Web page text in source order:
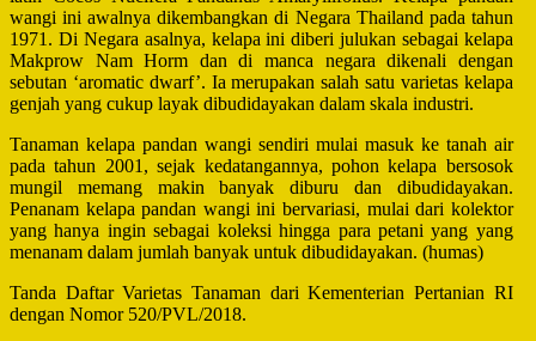
wangi ini awalnya dikembangkan di Negara Thailand pada tahun
1971. Di Negara asalnya, kelapa ini diberi julukan sebagai kelapa
Makprow Nam Horm dan di manca negara dikenali dengan
sebutan ‘aromatic dwarf’. Ia merupakan salah satu varietas kelapa
genjah yang cukup layak dibudidayakan dalam skala industri.
Tanaman kelapa pandan wangi sendiri mulai masuk ke tanah air
pada tahun 2001, sejak kedatangannya, pohon kelapa bersosok
mungil memang makin banyak diburu dan dibudidayakan.
Penanam kelapa pandan wangi ini bervariasi, mulai dari kolektor
yang hanya ingin sebagai koleksi hingga para petani yang yang
menanam dalam jumlah banyak untuk dibudidayakan. (humas)
Tanda Daftar Varietas Tanaman dari Kementerian Pertanian RI
dengan Nomor 520/PVL/2018.